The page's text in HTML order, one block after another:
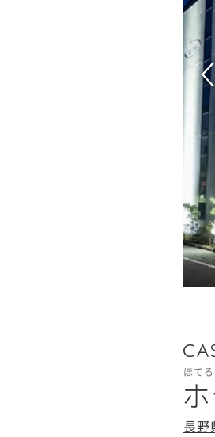
ほて
長野